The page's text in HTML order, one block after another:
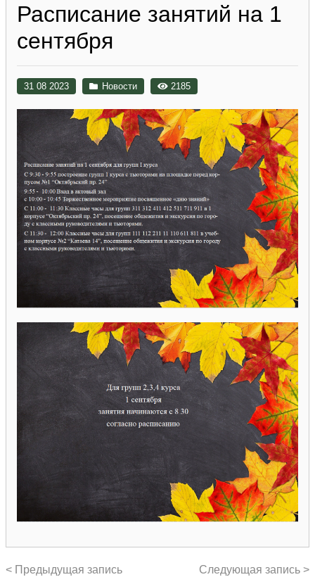
Расписание занятий на 1
сентября
31 08 2023 Новости 2185
< Предыдущая запись Следующая запись >